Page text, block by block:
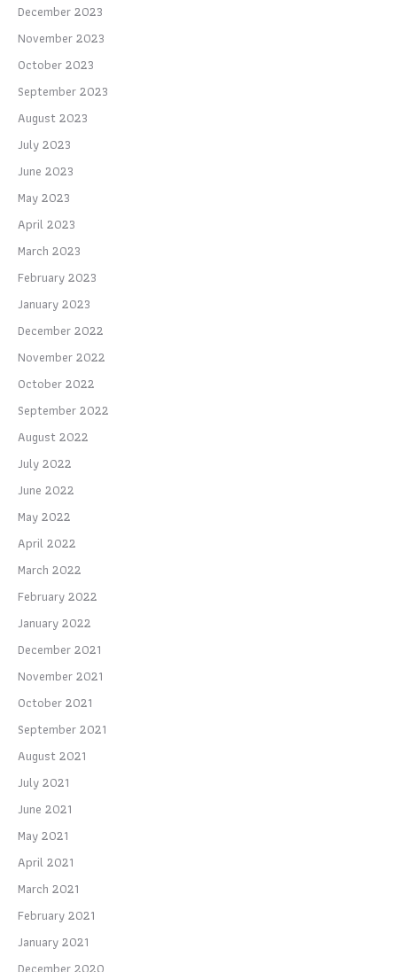
December 2023
November 2023
October 2023
September 2023
August 2023
July 2023
June 2023
May 2023
April 2023
March 2023
February 2023
January 2023
December 2022
November 2022
October 2022
September 2022
August 2022
July 2022
June 2022
May 2022
April 2022
March 2022
February 2022
January 2022
December 2021
November 2021
October 2021
September 2021
August 2021
July 2021
June 2021
May 2021
April 2021
March 2021
February 2021
January 2021
December 2020